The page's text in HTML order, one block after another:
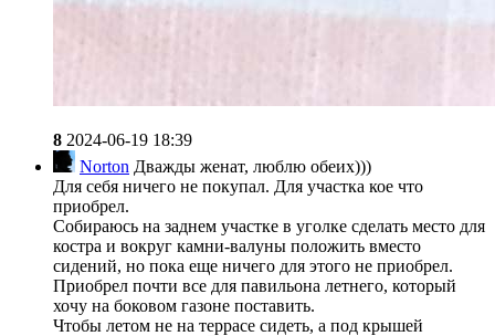
8 2024-06-19 18:39
Norton Дважды женат, люблю обеих)))
Для себя ничего не покупал. Для участка кое что
приобрел.
Собираюсь на заднем участке в уголке сделать место для
костра и вокруг камни-валуны положить вместо
сидений, но пока еще ничего для этого не приобрел.
Приобрел почти все для павильона летнего, который
хочу на боковом газоне поставить.
Чтобы летом не на террасе сидеть, а под крышей